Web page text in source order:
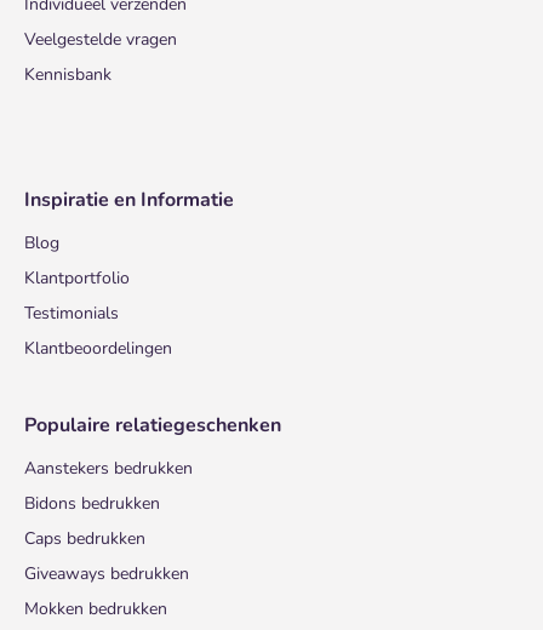
Veelgestelde vragen
Kennisbank
Inspiratie en Informatie
Blog
Klantportfolio
Testimonials
Klantbeoordelingen
Populaire relatiegeschenken
Aanstekers bedrukken
Bidons bedrukken
Caps bedrukken
Giveaways bedrukken
Mokken bedrukken